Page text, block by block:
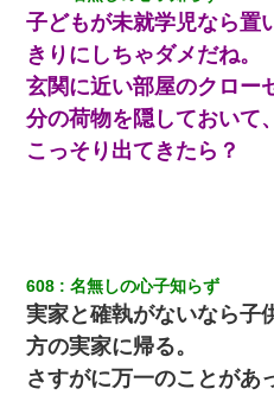
子どもが未就学児なら置
きりにしちゃダメだね。
玄関に近い部屋のクロー
分の荷物を隠しておいて
こっそり出てきたら？
608 名無しの心子知らず
実家と確執がないなら子
方の実家に帰る。
さすがに万一のことがあ